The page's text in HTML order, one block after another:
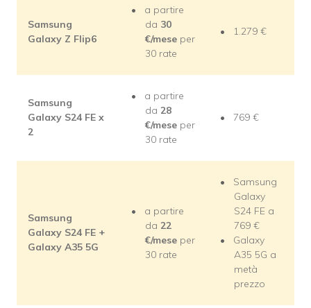
Samsung
Galaxy Z Flip6
a partire
da 30
€/mese per
30 rate
1.279 €
Samsung
Galaxy S24 FE x
2
a partire
da 28
€/mese per
30 rate
769 €
Samsung
Galaxy S24 FE +
Galaxy A35 5G
a partire
da 22
€/mese per
30 rate
Samsung
Galaxy
S24 FE a
769 €
Galaxy
A35 5G a
metà
prezzo